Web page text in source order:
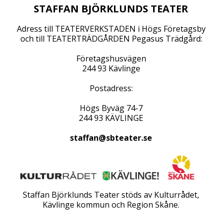
STAFFAN BJÖRKLUNDS TEATER
Adress till TEATERVERKSTADEN i Högs Företagsby
och till TEATERTRÄDGÅRDEN Pegasus Trädgård:
Företagshusvägen
244 93 Kävlinge
Postadress:
Högs Byväg 74-7
244 93 KÄVLINGE
staffan@sbteater.se
Staffan Björklunds Teater stöds av Kulturrådet,
Kävlinge kommun och Region Skåne.